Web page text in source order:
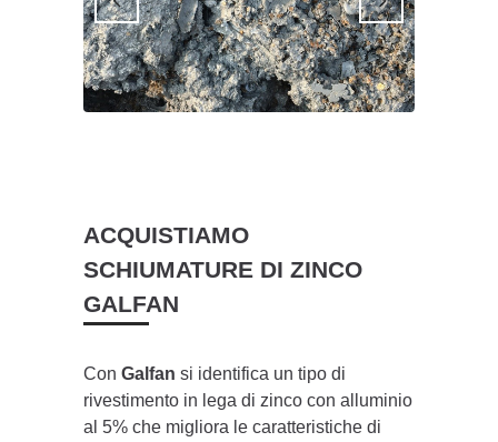
ACQUISTIAMO
SCHIUMATURE DI ZINCO
GALFAN
Con Galfan si identifica un tipo di
rivestimento in lega di zinco con alluminio
al 5% che migliora le caratteristiche di